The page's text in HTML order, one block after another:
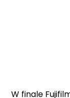
W finale